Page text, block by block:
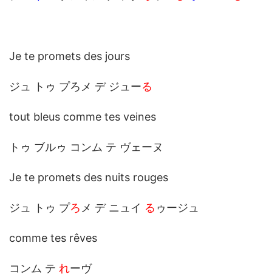
Je te promets des jours
ジュ トゥ プろメ デ ジューる
tout bleus comme tes veines
トゥ ブルゥ コンム テ ヴェーヌ
Je te promets des nuits rouges
ジュ トゥ プろ メ デ ニュイ る ゥージュ
comme tes rêves
コンム テ れーヴ